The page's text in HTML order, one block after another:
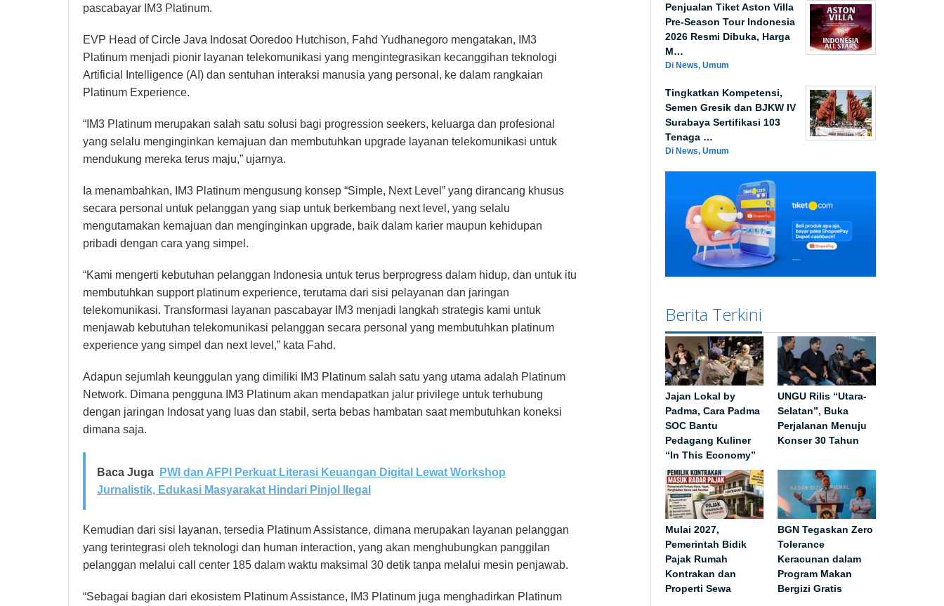
pascabayar IM3 Platinum.
EVP Head of Circle Java Indosat Ooredoo Hutchison, Fahd Yudhanegoro mengatakan, IM3
Platinum menjadi pionir layanan telekomunikasi yang mengintegrasikan kecanggihan teknologi
Artificial Intelligence (AI) dan sentuhan interaksi manusia yang personal, ke dalam rangkaian
Platinum Experience.
“IM3 Platinum merupakan salah satu solusi bagi progression seekers, keluarga dan profesional
yang selalu menginginkan kemajuan dan membutuhkan upgrade layanan telekomunikasi untuk
mendukung mereka terus maju,” ujarnya.
Ia menambahkan, IM3 Platinum mengusung konsep “Simple, Next Level” yang dirancang khusus
secara personal untuk pelanggan yang siap untuk berkembang next level, yang selalu
mengutamakan kemajuan dan menginginkan upgrade, baik dalam karier maupun kehidupan
pribadi dengan cara yang simpel.
“Kami mengerti kebutuhan pelanggan Indonesia untuk terus berprogress dalam hidup, dan untuk itu
membutuhkan support platinum experience, terutama dari sisi pelayanan dan jaringan
telekomunikasi. Transformasi layanan pascabayar IM3 menjadi langkah strategis kami untuk
menjawab kebutuhan telekomunikasi pelanggan secara personal yang membutuhkan platinum
experience yang simpel dan next level,” kata Fahd.
Adapun sejumlah keunggulan yang dimiliki IM3 Platinum salah satu yang utama adalah Platinum
Network. Dimana pengguna IM3 Platinum akan mendapatkan jalur privilege untuk terhubung
dengan jaringan Indosat yang luas dan stabil, serta bebas hambatan saat membutuhkan koneksi
dimana saja.
Baca Juga
PWI dan AFPI Perkuat Literasi Keuangan Digital Lewat Workshop
Jurnalistik, Edukasi Masyarakat Hindari Pinjol Ilegal
Kemudian dari sisi layanan, tersedia Platinum Assistance, dimana merupakan layanan pelanggan
yang terintegrasi oleh teknologi dan human interaction, yang akan menghubungkan panggilan
pelanggan melalui call center 185 dalam waktu maksimal 30 detik tanpa melalui mesin penjawab.
“Sebagai bagian dari ekosistem Platinum Assistance, IM3 Platinum juga menghadirkan Platinum
Penjualan Tiket Aston Villa
Pre-Season Tour Indonesia
2026 Resmi Dibuka, Harga
M…
Di News, Umum
Tingkatkan Kompetensi,
Semen Gresik dan BJKW IV
Surabaya Sertifikasi 103
Tenaga …
Di News, Umum
Berita Terkini
Jajan Lokal by
Padma, Cara Padma
SOC Bantu
Pedagang Kuliner
“In This Economy”
UNGU Rilis “Utara-
Selatan”, Buka
Perjalanan Menuju
Konser 30 Tahun
Mulai 2027,
Pemerintah Bidik
Pajak Rumah
Kontrakan dan
Properti Sewa
BGN Tegaskan Zero
Tolerance
Keracunan dalam
Program Makan
Bergizi Gratis